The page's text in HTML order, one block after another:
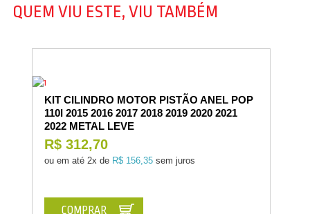
QUEM VIU ESTE, VIU TAMBÉM
KIT CILINDRO MOTOR PISTÃO ANEL POP
110I 2015 2016 2017 2018 2019 2020 2021
2022 METAL LEVE
R$ 312,70
ou em até 2x de R$ 156,35 sem juros
COMPRAR